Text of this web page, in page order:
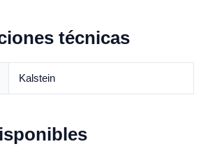
técnicas
Kalstein